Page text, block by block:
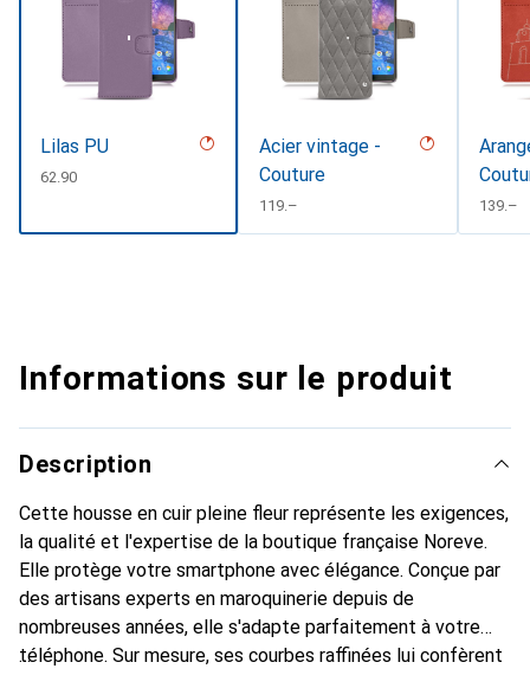
Lilas PU
CHF
62.90
Acier vintage -
Couture
CHF
119.– CHF
139.–
Informations sur le produit
Description
Cette housse en cuir pleine fleur représente les exigences,
la qualité et l'expertise de la boutique française Noreve.
Elle protège votre smartphone avec élégance. Conçue par
des artisans experts en maroquinerie depuis de
nombreuses années, elle s'adapte parfaitement à votre
téléphone. Sur mesure, ses courbes raffinées lui confèrent